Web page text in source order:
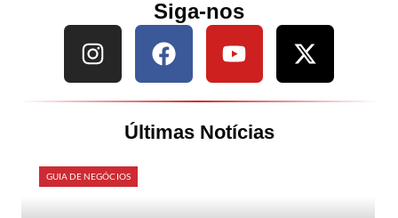
Siga-nos
Últimas Notícias
GUIA DE NEGÓCIOS